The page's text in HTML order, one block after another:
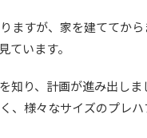
ますが、家を建ててか
ています。
知り、計画が進み出し
、様々なサイズのプレ